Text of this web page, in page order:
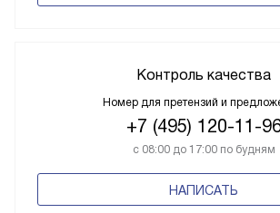
Контроль качества
Номер для претензий и
+7 (495) 120-11-
с 08:00 до 17:00 по будням
НАПИСАТЬ